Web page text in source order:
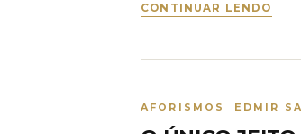
CONTINUAR LENDO
AFORISMOS EDMIR